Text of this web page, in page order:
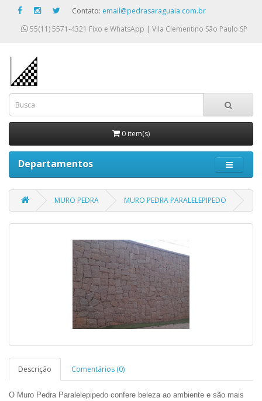
Contato: email@pedrasaraguaia.com.br
55(11) 5571-4321 Fixo e WhatsApp | Vila Clementino São Paulo SP
0 item(s)
Departamentos
MURO PEDRA MURO PEDRA PARALELEPIPEDO
Descrição Comentários (0)
O Muro Pedra Paralelepipedo confere beleza ao ambiente e são mais